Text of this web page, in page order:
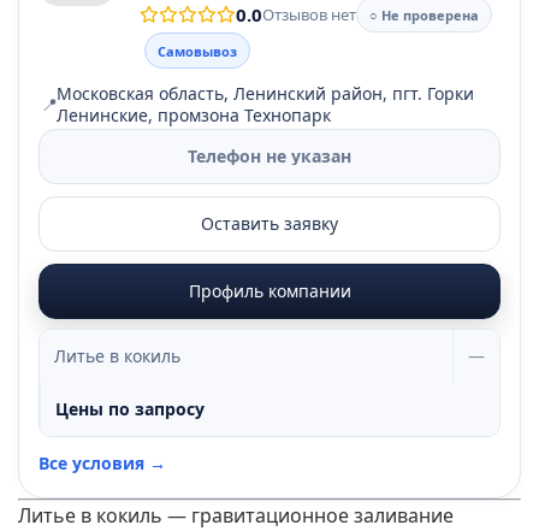
0.0Отзывов нет
○ Не проверена
Самовывоз
📍Московская область, Ленинский район, пгт. Горки
Ленинские, промзона Технопарк
Телефон не указан
Оставить заявку
Профиль компании
Литье в кокиль —
Цены по запросу
Все условия →
Литье в кокиль — гравитационное заливание